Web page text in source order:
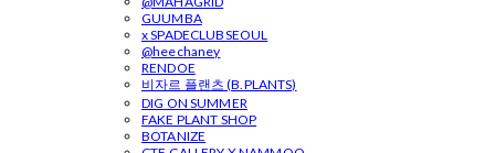
GUUMBA
x SPADECLUBSEOUL
@heechaney
RENDOE
비자르 플랜츠 (B.PLANTS)
DIG ON SUMMER
FAKE PLANT SHOP
BOTANIZE